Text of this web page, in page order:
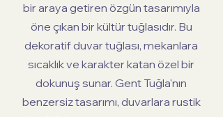
bir araya getiren özgün tasarımıyla
öne çıkan bir kültür tuğlasıdır. Bu
dekoratif duvar tuğlası, mekanlara
sıcaklık ve karakter katan özel bir
dokunuş sunar. Gent Tuğla'nın
benzersiz tasarımı, duvarlara rustik